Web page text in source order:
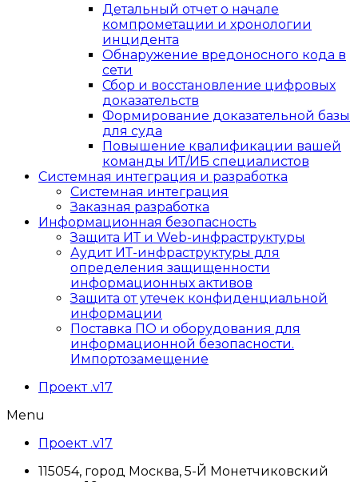
Детальный отчет о начале
компрометации и хронологии
инцидента
Обнаружение вредоносного кода в
сети
Сбор и восстановление цифровых
доказательств
Формирование доказательной базы
для суда
Повышение квалификации вашей
команды ИТ/ИБ специалистов
Системная интеграция и разработка
Системная интеграция
Заказная разработка
Информационная безопасность
Защита ИТ и Web-инфраструктуры
Аудит ИТ-инфраструктуры для
определения защищенности
информационных активов
Защита от утечек конфиденциальной
информации
Поставка ПО и оборудования для
информационной безопасности.
Импортозамещение
Проект .v17
Menu
Проект .v17
115054, город Москва, 5-Й Монетчиковский